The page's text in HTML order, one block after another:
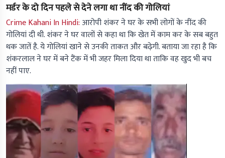
मर्डर के दो दिन पहले से देने लगा था नींद की गोलियां
Crime Kahani In Hindi: आरोपी शंकर ने घर के सभी लोगों के नींद की
गोलियां दी थी. शंकर ने घर वालों से कहा था कि खेत में काम कर के सब बहुत
थक जातें है. ये गोलियां खाने से उनकी ताकत और बढ़ेगी. बताया जा रहा है कि
शंकरलाल ने घर में बने टैंक में भी जहर मिला दिया था ताकि वह खुद भी बच
नहीं पाए.